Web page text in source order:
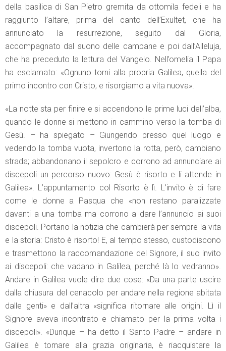
della basilica di San Pietro gremita da ottomila fedeli e ha
raggiunto l’altare, prima del canto dell’Exultet, che ha
annunciato la resurrezione, seguito dal Gloria,
accompagnato dal suono delle campane e poi dall’Alleluja,
che ha preceduto la lettura del Vangelo. Nell’omelia il Papa
ha esclamato: «Ognuno torni alla propria Galilea, quella del
primo incontro con Cristo, e risorgiamo a vita nuova».
«La notte sta per finire e si accendono le prime luci dell’alba,
quando le donne si mettono in cammino verso la tomba di
Gesù. – ha spiegato – Giungendo presso quel luogo e
vedendo la tomba vuota, invertono la rotta, però, cambiano
strada; abbandonano il sepolcro e corrono ad annunciare ai
discepoli un percorso nuovo: Gesù è risorto e li attende in
Galilea». L’appuntamento col Risorto è lì. L’invito è di fare
come le donne a Pasqua che «non restano paralizzate
davanti a una tomba ma corrono a dare l’annuncio ai suoi
discepoli. Portano la notizia che cambierà per sempre la vita
e la storia: Cristo è risorto! E, al tempo stesso, custodiscono
e trasmettono la raccomandazione del Signore, il suo invito
ai discepoli: che vadano in Galilea, perché là lo vedranno».
Andare in Galilea vuole dire due cose: «Da una parte uscire
dalla chiusura del cenacolo per andare nella regione abitata
dalle genti» e dall’altra «significa ritornare alle origini. Lì il
Signore aveva incontrato e chiamato per la prima volta i
discepoli». «Dunque – ha detto il Santo Padre – andare in
Galilea è tornare alla grazia originaria, è riacquistare la